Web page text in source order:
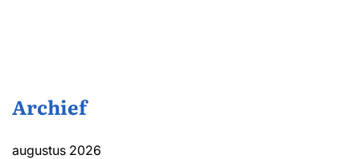
Archief
augustus 2026